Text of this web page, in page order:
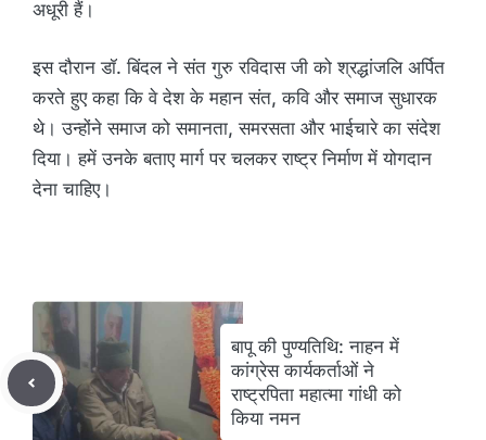
अधूरी हैं।
इस दौरान डॉ. बिंदल ने संत गुरु रविदास जी को श्रद्धांजलि अर्पित
करते हुए कहा कि वे देश के महान संत, कवि और समाज सुधारक
थे। उन्होंने समाज को समानता, समरसता और भाईचारे का संदेश
दिया। हमें उनके बताए मार्ग पर चलकर राष्ट्र निर्माण में योगदान
देना चाहिए।
बापू की पुण्यतिथि: नाहन में
कांग्रेस कार्यकर्ताओं ने
राष्ट्रपिता महात्मा गांधी को
किया नमन